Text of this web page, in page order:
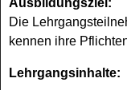
Ausbildungsziel:
Die
kennen ihre
Lehrgangsinhalte: